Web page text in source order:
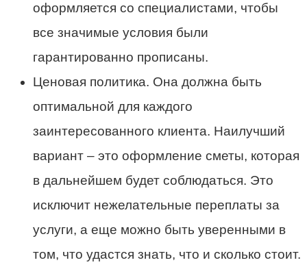
оформляется со специалистами, чтобы
все значимые условия были
гарантированно прописаны.
Ценовая политика. Она должна быть
оптимальной для каждого
заинтересованного клиента. Наилучший
вариант – это оформление сметы, которая
в дальнейшем будет соблюдаться. Это
исключит нежелательные переплаты за
услуги, а еще можно быть уверенными в
том, что удастся знать, что и сколько стоит.